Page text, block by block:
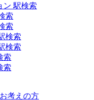
ン 駅検索
索
索
検索
検索
索
索